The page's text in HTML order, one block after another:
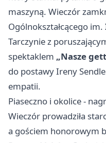
maszyną. Wieczór
Ogólnokształcącego im.
Tarczynie z
spektaklem „Nasze
do postawy Ireny
empatii.
Piaseczno i okolice -
Wieczór prowadziła
a gościem honorowym